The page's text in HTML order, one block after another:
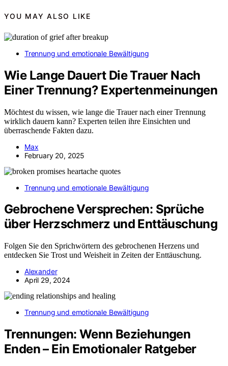
YOU MAY ALSO LIKE
Trennung und emotionale Bewältigung
Wie Lange Dauert Die Trauer Nach
Einer Trennung? Expertenmeinungen
Möchtest du wissen, wie lange die Trauer nach einer Trennung
wirklich dauern kann? Experten teilen ihre Einsichten und
überraschende Fakten dazu.
Max
February 20, 2025
Trennung und emotionale Bewältigung
Gebrochene Versprechen: Sprüche
über Herzschmerz und Enttäuschung
Folgen Sie den Sprichwörtern des gebrochenen Herzens und
entdecken Sie Trost und Weisheit in Zeiten der Enttäuschung.
Alexander
April 29, 2024
Trennung und emotionale Bewältigung
Trennungen: Wenn Beziehungen
Enden – Ein Emotionaler Ratgeber